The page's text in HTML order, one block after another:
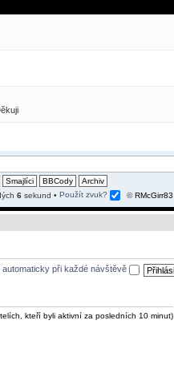
6 sekund •Použít zvuk? ©RMcGirr83
automaticky při každé návštěvě
kteří byli aktivní za posledních 10 minut)